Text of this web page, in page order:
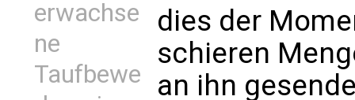
erwachse
ne
Taufbewe
dies der
schieren
an ihn